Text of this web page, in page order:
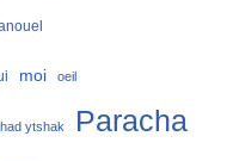
moi oeil
ytshak Paracha